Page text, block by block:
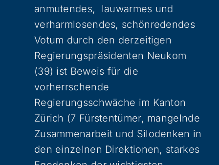
anmutendes, lauwarmes und
verharmlosendes, schönredendes
Votum durch den derzeitigen
Regierungspräsidenten Neukom
(39) ist Beweis für die
vorherrschende
Regierungsschwäche im Kanton
Zürich (7 Fürstentümer, mangelnde
Zusammenarbeit und Silodenken in
den einzelnen Direktionen, starkes